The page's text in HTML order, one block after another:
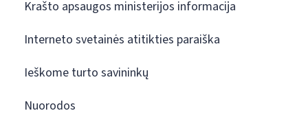
Krašto apsaugos ministerijos informacija
Interneto svetainės atitikties paraiška
Ieškome turto savininkų
Nuorodos